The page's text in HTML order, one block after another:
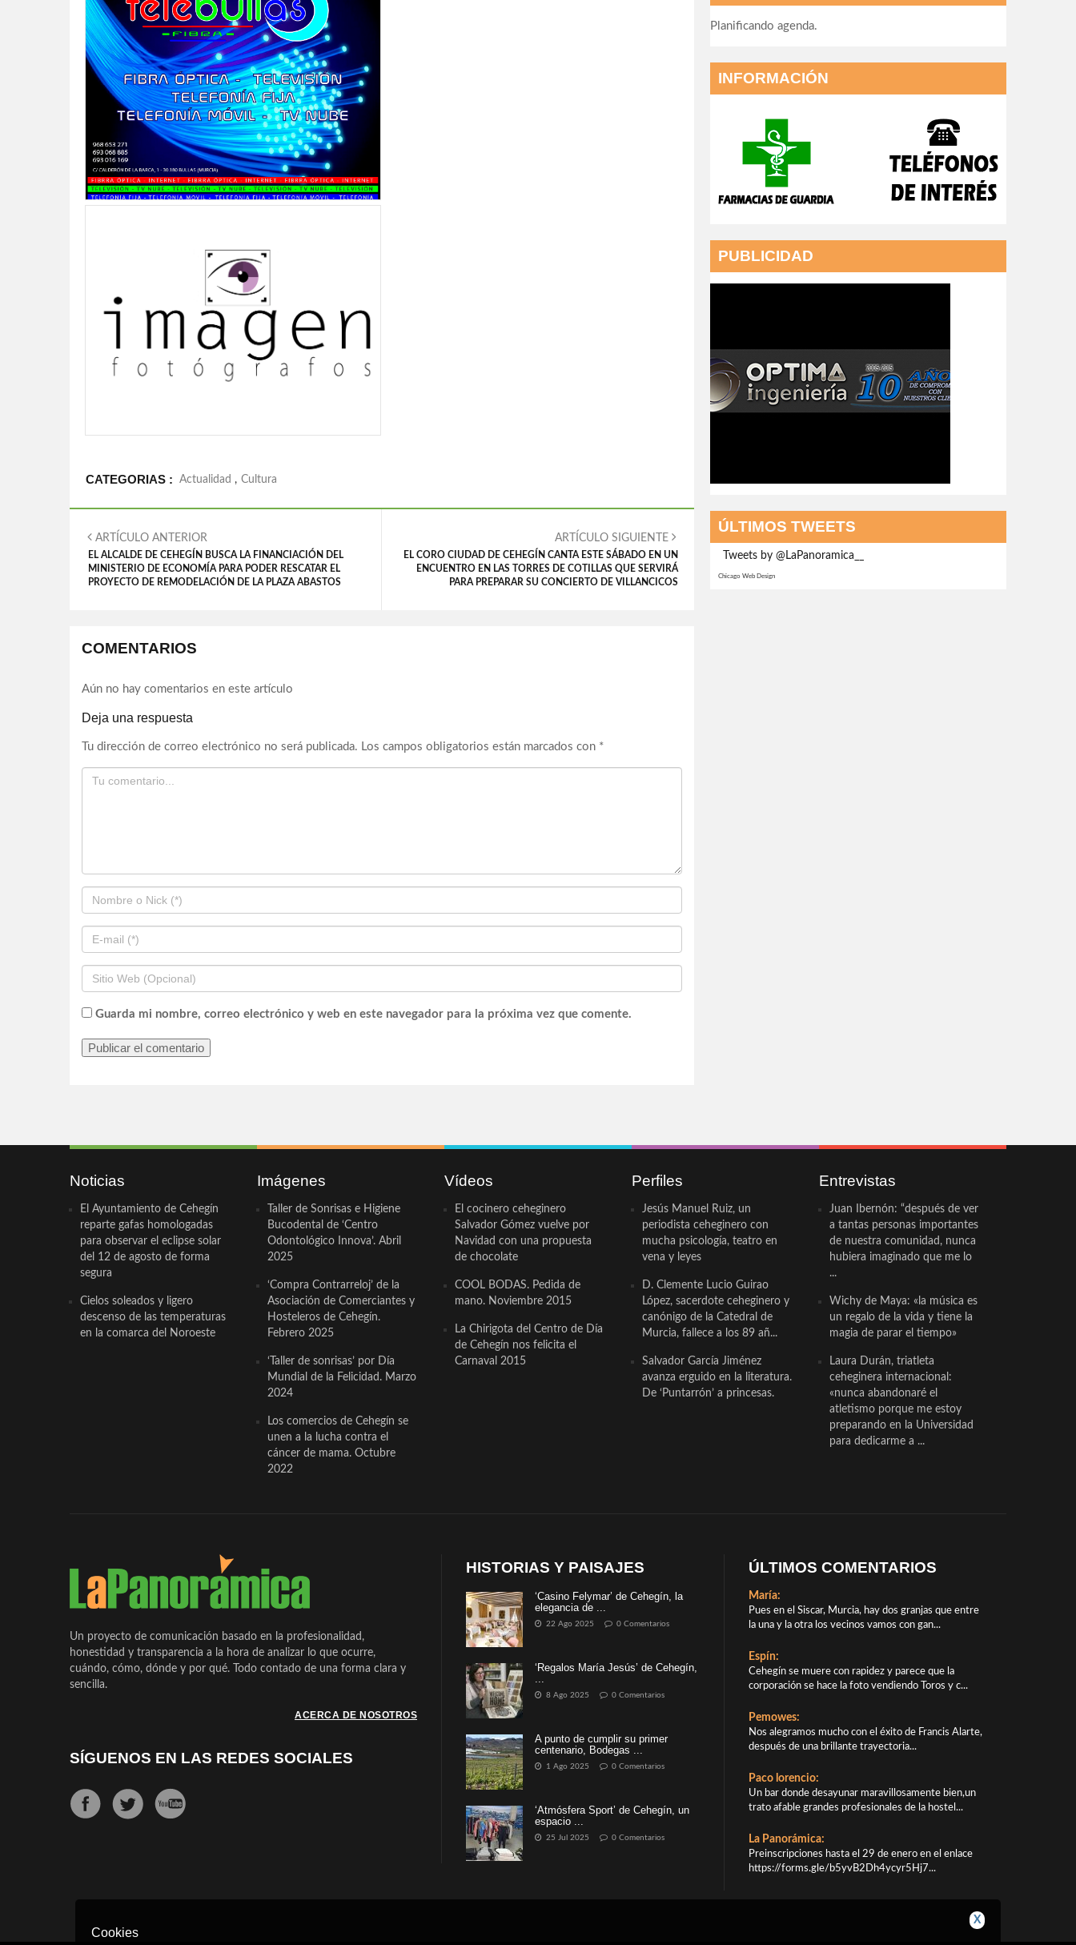
CATEGORIAS : Actualidad , Cultura
ARTÍCULO ANTERIOR
EL ALCALDE DE CEHEGÍN BUSCA LA FINANCIACIÓN DEL
MINISTERIO DE ECONOMÍA PARA PODER RESCATAR EL
PROYECTO DE REMODELACIÓN DE LA PLAZA ABASTOS
ARTÍCULO SIGUIENTE
EL CORO CIUDAD DE CEHEGÍN CANTA ESTE SÁBADO EN UN
ENCUENTRO EN LAS TORRES DE COTILLAS QUE SERVIRÁ
PARA PREPARAR SU CONCIERTO DE VILLANCICOS
COMENTARIOS
Aún no hay comentarios en este artículo
Deja una respuesta
Tu dirección de correo electrónico no será publicada. Los campos obligatorios están marcados con *
Guarda mi nombre, correo electrónico y web en este navegador para la próxima vez que comente.
Planificando agenda.
INFORMACIÓN
PUBLICIDAD
ÚLTIMOS TWEETS
Tweets by @LaPanoramica__
Chicago Web Design
Noticias
El Ayuntamiento de Cehegín
reparte gafas homologadas
para observar el eclipse solar
del 12 de agosto de forma
segura
Cielos soleados y ligero
descenso de las temperaturas
en la comarca del Noroeste
Imágenes
Taller de Sonrisas e Higiene
Bucodental de ‘Centro
Odontológico Innova’. Abril
2025
‘Compra Contrarreloj’ de la
Asociación de Comerciantes y
Hosteleros de Cehegín.
Febrero 2025
‘Taller de sonrisas’ por Día
Mundial de la Felicidad. Marzo
2024
Los comercios de Cehegín se
unen a la lucha contra el
cáncer de mama. Octubre
2022
Vídeos
El cocinero ceheginero
Salvador Gómez vuelve por
Navidad con una propuesta
de chocolate
COOL BODAS. Pedida de
mano. Noviembre 2015
La Chirigota del Centro de Día
de Cehegín nos felicita el
Carnaval 2015
Perfiles
Jesús Manuel Ruiz, un
periodista ceheginero con
mucha psicología, teatro en
vena y leyes
D. Clemente Lucio Guirao
López, sacerdote ceheginero y
canónigo de la Catedral de
Murcia, fallece a los 89 añ...
Salvador García Jiménez
avanza erguido en la literatura.
De ‘Puntarrón’ a princesas.
Entrevistas
Juan Ibernón: “después de ver
a tantas personas importantes
de nuestra comunidad, nunca
hubiera imaginado que me lo
...
Wichy de Maya: «la música es
un regalo de la vida y tiene la
magia de parar el tiempo»
Laura Durán, triatleta
ceheginera internacional:
«nunca abandonaré el
atletismo porque me estoy
preparando en la Universidad
para dedicarme a ...
Un proyecto de comunicación basado en la profesionalidad,
honestidad y transparencia a la hora de analizar lo que ocurre,
cuándo, cómo, dónde y por qué. Todo contado de una forma clara y
sencilla.
ACERCA DE NOSOTROS
SÍGUENOS EN LAS REDES SOCIALES
HISTORIAS Y PAISAJES
‘Casino Felymar’ de Cehegín, la
elegancia de ...
22 Ago 2025 0 Comentarios
‘Regalos María Jesús’ de Cehegín,
8 Ago 2025 0 Comentarios
A punto de cumplir su primer
centenario, Bodegas ...
1 Ago 2025 0 Comentarios
‘Atmósfera Sport’ de Cehegín, un
espacio ...
25 Jul 2025 0 Comentarios
ÚLTIMOS COMENTARIOS
María:
Pues en el Siscar, Murcia, hay dos granjas que entre
la una y la otra los vecinos vamos con gan...
Espín:
Cehegín se muere con rapidez y parece que la
corporación se hace la foto vendiendo Toros y c...
Pemowes:
Nos alegramos mucho con el éxito de Francis Alarte,
después de una brillante trayectoria...
Paco lorencio:
Un bar donde desayunar maravillosamente bien,un
trato afable grandes profesionales de la hostel...
La Panorámica:
Preinscripciones hasta el 29 de enero en el enlace
https://forms.gle/b5yvB2Dh4ycyr5Hj7...
X
Cookies